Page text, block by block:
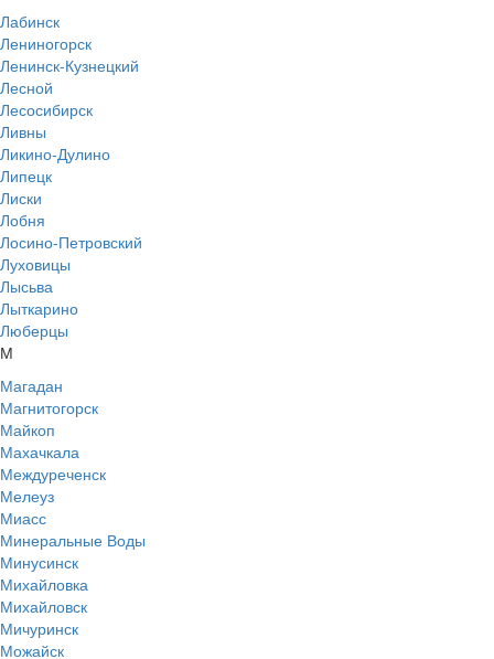
Лабинск
Лениногорск
Ленинск-Кузнецкий
Лесной
Лесосибирск
Ливны
Ликино-Дулино
Липецк
Лиски
Лобня
Лосино-Петровский
Луховицы
Лысьва
Лыткарино
Люберцы
М
Магадан
Магнитогорск
Майкоп
Махачкала
Междуреченск
Мелеуз
Миасс
Минеральные Воды
Минусинск
Михайловка
Михайловск
Мичуринск
Можайск